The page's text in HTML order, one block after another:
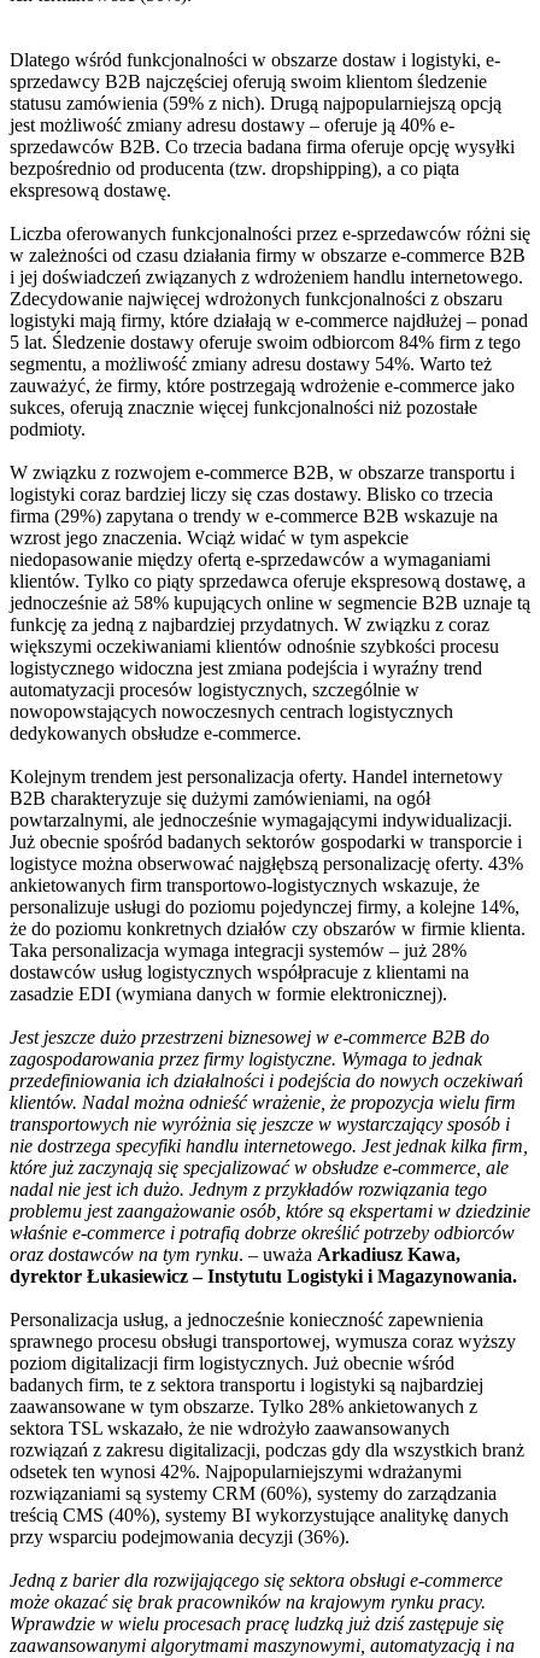
Dlatego wśród funkcjonalności w obszarze dostaw i logistyki, e-
sprzedawcy B2B najczęściej oferują swoim klientom śledzenie
statusu zamówienia (59% z nich). Drugą najpopularniejszą opcją
jest możliwość zmiany adresu dostawy – oferuje ją 40% e-
sprzedawców B2B. Co trzecia badana firma oferuje opcję wysyłki
bezpośrednio od producenta (tzw. dropshipping), a co piąta
ekspresową dostawę.
Liczba oferowanych funkcjonalności przez e-sprzedawców różni się
w zależności od czasu działania firmy w obszarze e-commerce B2B
i jej doświadczeń związanych z wdrożeniem handlu internetowego.
Zdecydowanie najwięcej wdrożonych funkcjonalności z obszaru
logistyki mają firmy, które działają w e-commerce najdłużej – ponad
5 lat. Śledzenie dostawy oferuje swoim odbiorcom 84% firm z tego
segmentu, a możliwość zmiany adresu dostawy 54%. Warto też
zauważyć, że firmy, które postrzegają wdrożenie e-commerce jako
sukces, oferują znacznie więcej funkcjonalności niż pozostałe
podmioty.
W związku z rozwojem e-commerce B2B, w obszarze transportu i
logistyki coraz bardziej liczy się czas dostawy. Blisko co trzecia
firma (29%) zapytana o trendy w e-commerce B2B wskazuje na
wzrost jego znaczenia. Wciąż widać w tym aspekcie
niedopasowanie między ofertą e-sprzedawców a wymaganiami
klientów. Tylko co piąty sprzedawca oferuje ekspresową dostawę, a
jednocześnie aż 58% kupujących online w segmencie B2B uznaje tą
funkcję za jedną z najbardziej przydatnych. W związku z coraz
większymi oczekiwaniami klientów odnośnie szybkości procesu
logistycznego widoczna jest zmiana podejścia i wyraźny trend
automatyzacji procesów logistycznych, szczególnie w
nowopowstających nowoczesnych centrach logistycznych
dedykowanych obsłudze e-commerce.
Kolejnym trendem jest personalizacja oferty. Handel internetowy
B2B charakteryzuje się dużymi zamówieniami, na ogół
powtarzalnymi, ale jednocześnie wymagającymi indywidualizacji.
Już obecnie spośród badanych sektorów gospodarki w transporcie i
logistyce można obserwować najgłębszą personalizację oferty. 43%
ankietowanych firm transportowo-logistycznych wskazuje, że
personalizuje usługi do poziomu pojedynczej firmy, a kolejne 14%,
że do poziomu konkretnych działów czy obszarów w firmie klienta.
Taka personalizacja wymaga integracji systemów – już 28%
dostawców usług logistycznych współpracuje z klientami na
zasadzie EDI (wymiana danych w formie elektronicznej).
Jest jeszcze dużo przestrzeni biznesowej w e-commerce B2B do
zagospodarowania przez firmy logistyczne. Wymaga to jednak
przedefiniowania ich działalności i podejścia do nowych oczekiwań
klientów. Nadal można odnieść wrażenie, że propozycja wielu firm
transportowych nie wyróżnia się jeszcze w wystarczający sposób i
nie dostrzega specyfiki handlu internetowego. Jest jednak kilka firm,
które już zaczynają się specjalizować w obsłudze e-commerce, ale
nadal nie jest ich dużo. Jednym z przykładów rozwiązania tego
problemu jest zaangażowanie osób, które są ekspertami w dziedzinie
właśnie e-commerce i potrafią dobrze określić potrzeby odbiorców
oraz dostawców na tym rynku. – uważa Arkadiusz Kawa,
dyrektor Łukasiewicz – Instytutu Logistyki i Magazynowania.
Personalizacja usług, a jednocześnie konieczność zapewnienia
sprawnego procesu obsługi transportowej, wymusza coraz wyższy
poziom digitalizacji firm logistycznych. Już obecnie wśród
badanych firm, te z sektora transportu i logistyki są najbardziej
zaawansowane w tym obszarze. Tylko 28% ankietowanych z
sektora TSL wskazało, że nie wdrożyło zaawansowanych
rozwiązań z zakresu digitalizacji, podczas gdy dla wszystkich branż
odsetek ten wynosi 42%. Najpopularniejszymi wdrażanymi
rozwiązaniami są systemy CRM (60%), systemy do zarządzania
treścią CMS (40%), systemy BI wykorzystujące analitykę danych
przy wsparciu podejmowania decyzji (36%).
Jedną z barier dla rozwijającego się sektora obsługi e-commerce
może okazać się brak pracowników na krajowym rynku pracy.
Wprawdzie w wielu procesach pracę ludzką już dziś zastępuje się
zaawansowanymi algorytmami maszynowymi, automatyzacją i na